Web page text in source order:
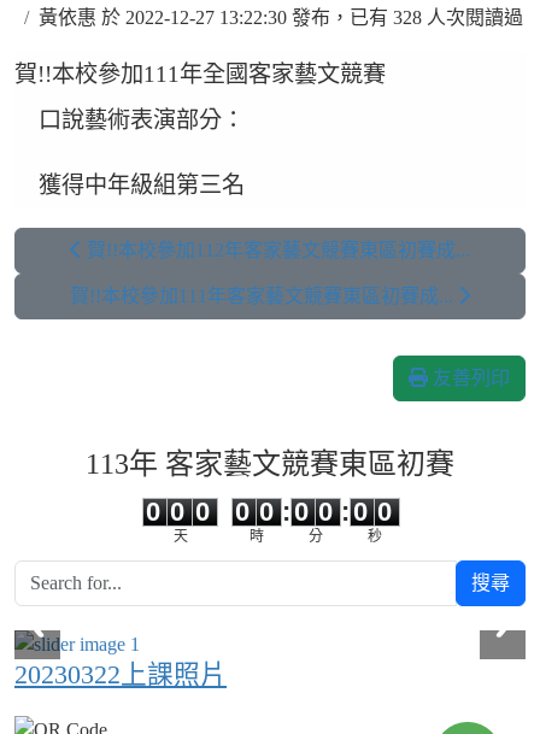
黃依惠 於 2022-12-27 13:22:30 發布，已有 328 人次閱讀過
賀!!本校參加111年全國客家藝文競賽
口說藝術表演部分：
獲得中年級組第三名
賀!!本校參加112年客家藝文競賽東區初賽成...
賀!!本校參加111年客家藝文競賽東區初賽成...
友善列印
113年 客家藝文競賽東區初賽
0
0
0
0
0
0
天
0
0
0
0
時
:
0
0
0
0
分
:
0
0
0
0
秒
搜尋
20230322上課照片